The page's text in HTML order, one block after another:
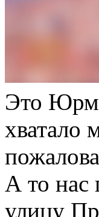
Это
хватало
А то нас
улицу